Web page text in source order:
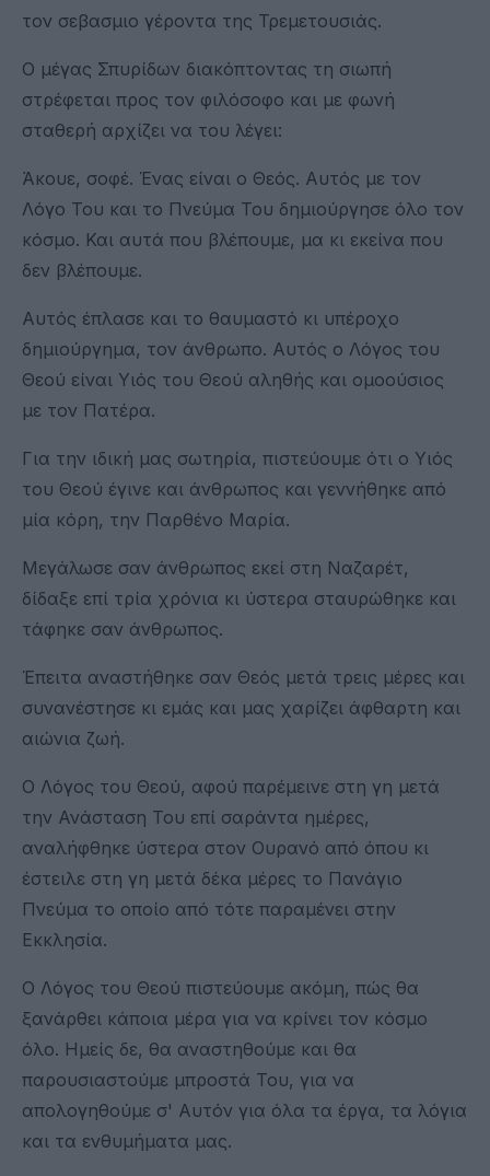
τον σεβασμιο γέροντα της Τρεμετουσιάς.
Ο μέγας Σπυρίδων διακόπτοντας τη σιωπή
στρέφεται προς τον φιλόσοφο και με φωνή
σταθερή αρχίζει να του λέγει:
Άκουε, σοφέ. Ένας είναι ο Θεός. Αυτός με τον
Λόγο Του και το Πνεύμα Του δημιούργησε όλο τον
κόσμο. Και αυτά που βλέπουμε, μα κι εκείνα που
δεν βλέπουμε.
Αυτός έπλασε και το θαυμαστό κι υπέροχο
δημιούργημα, τον άνθρωπο. Αυτός ο Λόγος του
Θεού είναι Υιός του Θεού αληθής και ομοούσιος
με τον Πατέρα.
Για την ιδική μας σωτηρία, πιστεύουμε ότι ο Υιός
του Θεού έγινε και άνθρωπος και γεννήθηκε από
μία κόρη, την Παρθένο Μαρία.
Μεγάλωσε σαν άνθρωπος εκεί στη Ναζαρέτ,
δίδαξε επί τρία χρόνια κι ύστερα σταυρώθηκε και
τάφηκε σαν άνθρωπος.
Έπειτα αναστήθηκε σαν Θεός μετά τρεις μέρες και
συνανέστησε κι εμάς και μας χαρίζει άφθαρτη και
αιώνια ζωή.
Ο Λόγος του Θεού, αφού παρέμεινε στη γη μετά
την Ανάσταση Του επί σαράντα ημέρες,
αναλήφθηκε ύστερα στον Ουρανό από όπου κι
έστειλε στη γη μετά δέκα μέρες το Πανάγιο
Πνεύμα το οποίο από τότε παραμένει στην
Εκκλησία.
Ο Λόγος του Θεού πιστεύουμε ακόμη, πώς θα
ξανάρθει κάποια μέρα για να κρίνει τον κόσμο
όλο. Ημείς δε, θα αναστηθούμε και θα
παρουσιαστούμε μπροστά Του, για να
απολογηθούμε σ' Αυτόν για όλα τα έργα, τα λόγια
και τα ενθυμήματα μας.